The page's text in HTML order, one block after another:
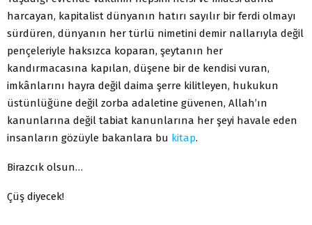
harcayan, kapitalist dünyanın hatırı sayılır bir ferdi olmayı
sürdüren, dünyanın her türlü nimetini demir nallarıyla değil
pençeleriyle haksızca koparan, şeytanın her
kandırmacasına kapılan, düşene bir de kendisi vuran,
imkânlarını hayra değil daima şerre kilitleyen, hukukun
üstünlüğüne değil zorba adaletine güvenen, Allah’ın
kanunlarına değil tabiat kanunlarına her şeyi havale eden
insanların gözüyle bakanlara bu kitap.
Birazcık olsun…
Çüş diyecek!